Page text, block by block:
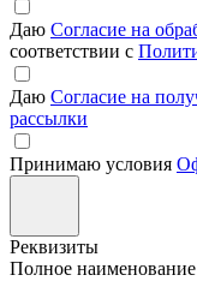
Даю Согласие на
соответствии с
Даю Согласие на
рассылки
Принимаю условия
Реквизиты
Полное наименование